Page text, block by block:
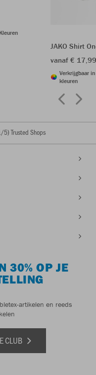
JAKO Shirt
vanaf €
Verkrijgbaar
kleuren
/5) Trusted Shops
30% OP JE
artikelen en reeds
CLUB